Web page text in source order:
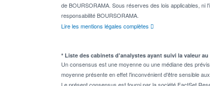
de BOURSORAMA. Sous réserves des lois applicables, ni
responsabilité BOURSORAMA.
Lire les mentions légales complètes
* Liste des cabinets d'analystes ayant suivi la valeur
Un consensus est une moyenne ou une médiane des
moyenne présente en effet l'inconvénient d'être sensible